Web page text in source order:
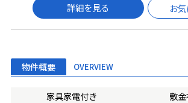
詳細を見る お
物件概要 OVERVIEW
家具家電付き
敷